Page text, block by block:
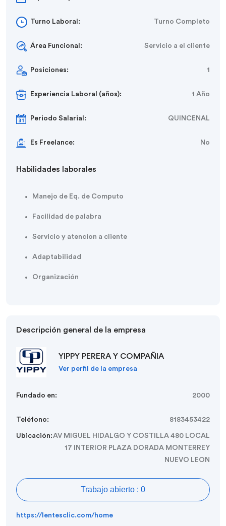
Turno Laboral: Turno Completo
Área Funcional: Servicio a el cliente
Posiciones: 1
Experiencia Laboral (años): 1 Año
Periodo Salarial: QUINCENAL
Es Freelance: No
Habilidades laborales
Manejo de Eq. de Computo
Facilidad de palabra
Servicio y atencion a cliente
Adaptabilidad
Organización
Descripción general de la empresa
YIPPY PERERA Y COMPAÑIA
Ver perfil de la empresa
Fundado en: 2000
Teléfono: 8183453422
Ubicación:AV MIGUEL HIDALGO Y COSTILLA 480 LOCAL
17 INTERIOR PLAZA DORADA MONTERREY
NUEVO LEON
Trabajo abierto : 0
https://lentesclic.com/home